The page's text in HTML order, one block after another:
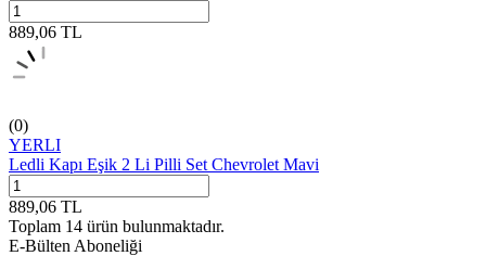
889,06 TL
(0)
YERLI
Ledli Kapı Eşik 2 Li Pilli Set Chevrolet Mavi
889,06 TL
Toplam 14 ürün bulunmaktadır.
E-Bülten Aboneliği